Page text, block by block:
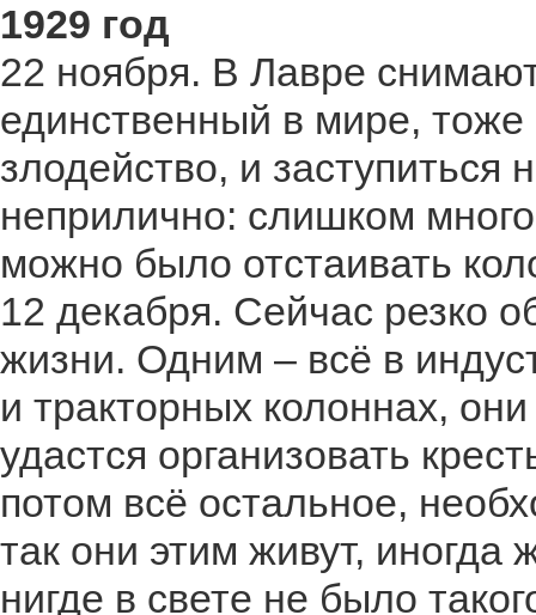
1929 год
22 ноября. В Лавре
единственный в мире, тоже
злодейство, и заступиться
неприлично: слишком
можно было отстаивать
12 декабря. Сейчас резко
жизни. Одним – всё в
и тракторных колоннах,
удастся организовать
потом всё остальное,
так они этим живут, иногда
нигде в свете не было